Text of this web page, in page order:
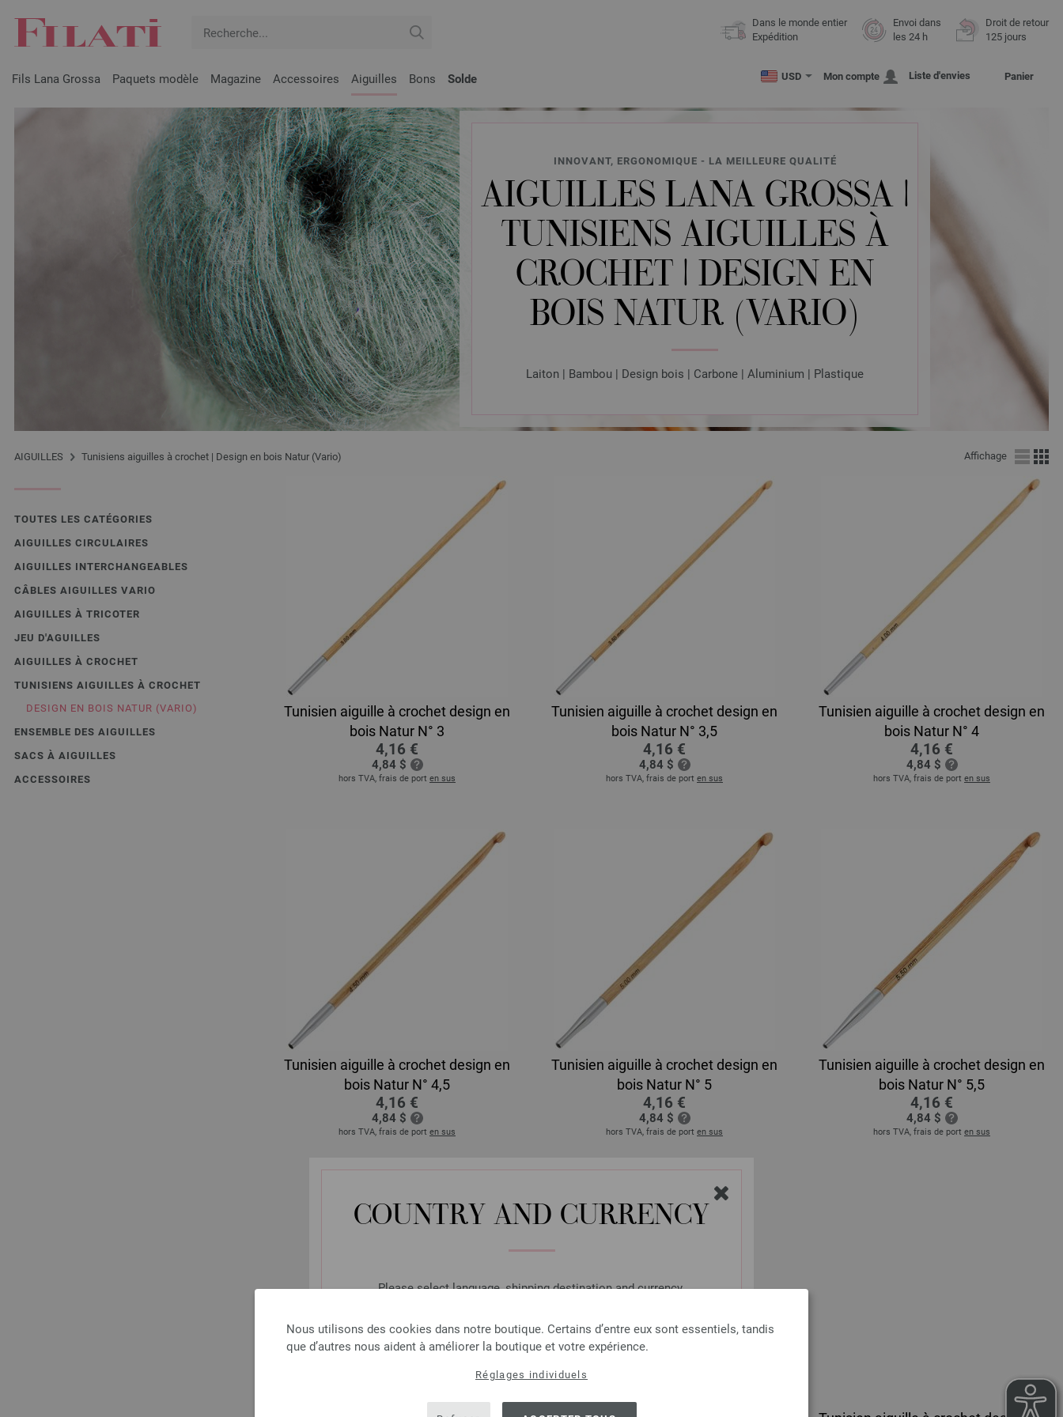
COUNTRY AND CURRENCY
Please select language, shipping destination and currency.
USA - The United States of America
Nous utilisons des cookies dans notre boutique. Certains d’entre eux sont essentiels, tandis
que d’autres nous aident à améliorer la boutique et votre expérience.
Réglages individuels
Dans le monde entier
Expédition
Envoi dans
les 24 h
Droit de retour
125 jours
Fils Lana Grossa Paquets modèle Magazine Accessoires Aiguilles Bons Solde USD Mon compte Liste d'envies Panier
INNOVANT, ERGONOMIQUE - LA MEILLEURE QUALITÉ
AIGUILLES LANA GROSSA |
TUNISIENS AIGUILLES À
CROCHET | DESIGN EN
BOIS NATUR (VARIO)
Laiton | Bambou | Design bois | Carbone | Aluminium | Plastique
AIGUILLES Tunisiens aiguilles à crochet | Design en bois Natur (Vario) Affichage
TOUTES LES CATÉGORIES
AIGUILLES CIRCULAIRES
AIGUILLES INTERCHANGEABLES
CÂBLES AIGUILLES VARIO
AIGUILLES À TRICOTER
JEU D'AGUILLES
AIGUILLES À CROCHET
TUNISIENS AIGUILLES À CROCHET
DESIGN EN BOIS NATUR (VARIO)
ENSEMBLE DES AIGUILLES
SACS À AIGUILLES
ACCESSOIRES
Tunisien aiguille à crochet design en
bois Natur N° 3
4,16 €
4,84 $
hors TVA, frais de port en sus
Tunisien aiguille à crochet design en
bois Natur N° 3,5
4,16 €
4,84 $
hors TVA, frais de port en sus
Tunisien aiguille à crochet design en
bois Natur N° 4
4,16 €
4,84 $
hors TVA, frais de port en sus
Tunisien aiguille à crochet design en
bois Natur N° 4,5
4,16 €
4,84 $
hors TVA, frais de port en sus
Tunisien aiguille à crochet design en
bois Natur N° 5
4,16 €
4,84 $
hors TVA, frais de port en sus
Tunisien aiguille à crochet design en
bois Natur N° 5,5
4,16 €
4,84 $
hors TVA, frais de port en sus